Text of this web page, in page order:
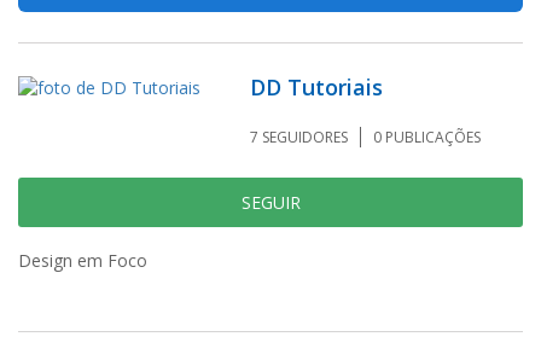
DD Tutoriais
7 SEGUIDORES 0 PUBLICAÇÕES
SEGUIR
Design em Foco